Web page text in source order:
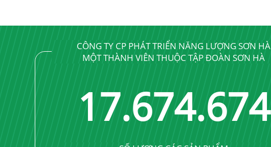
CÔNG TY CP PHÁT TRIỂN NĂNG LƯỢNG SƠN HÀ
MỘT THÀNH VIÊN THUỘC TẬP ĐOÀN SƠN HÀ
17.689.689